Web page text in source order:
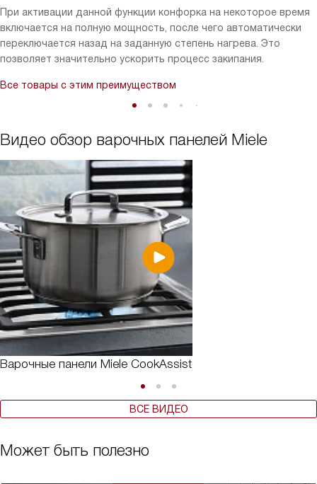
При активации данной функции конфорка на некоторое время
включается на полную мощность, после чего автоматически
переключается назад на заданную степень нагрева. Это
позволяет значительно ускорить процесс закипания.
Все товары с этим преимуществом
Видео обзор варочных панелей Miele
Варочные панели Miele CookAssist
ВСЕ ВИДЕО
Может быть полезно